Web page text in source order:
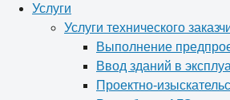
Услуги
Услуги технического
Выполнение
Ввод зданий в
Проектно-